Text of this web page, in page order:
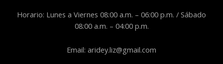
Horario: Lunes a Viernes 08:00 a.m. – 06:00 p.m. / Sábado
08:00 a.m. – 04:00 p.m.
Email: aridey.liz@gmail.com